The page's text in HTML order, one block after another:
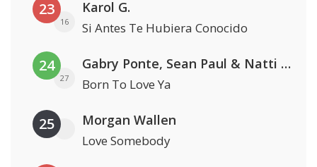
23
16
Karol G.
Si Antes Te Hubiera Conocido
24
27
Gabry Ponte, Sean Paul & Natti Natasha
Born To Love Ya
25 Morgan Wallen
Love Somebody